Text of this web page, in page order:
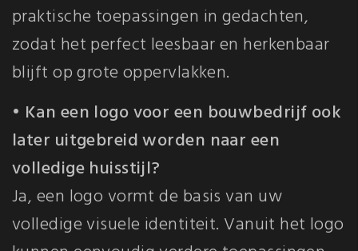
praktische toepassingen in gedachten,
zodat het perfect leesbaar en herkenbaar
blijft op grote oppervlakken.
• Kan een logo voor een bouwbedrijf ook
later uitgebreid worden naar een
volledige huisstijl?
Ja, een logo vormt de basis van uw
volledige visuele identiteit. Vanuit het logo